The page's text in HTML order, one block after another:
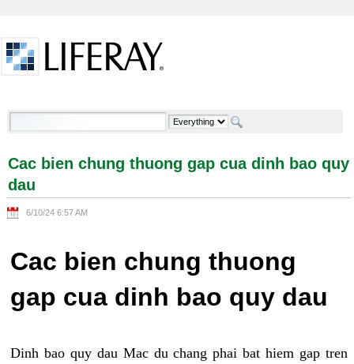
Cac bien chung thuong gap cua dinh bao quy dau -
Cac bien chung thuong gap cua dinh bao quy
dau
6/10/24 6:57 AM
Cac bien chung thuong
gap cua dinh bao quy dau
Dinh bao quy dau Mac du chang phai bat hiem gap tren